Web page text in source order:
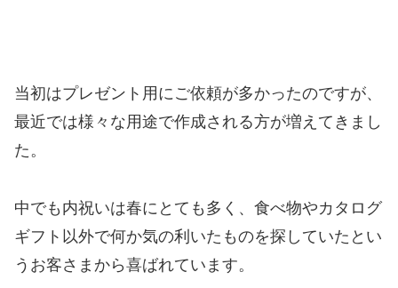
当初はプレゼント用にご依頼が多かったのですが、
最近では様々な用途で作成される方が増えてきまし
た。
中でも内祝いは春にとても多く、食べ物やカタログ
ギフト以外で何か気の利いたものを探していたとい
うお客さまから喜ばれています。